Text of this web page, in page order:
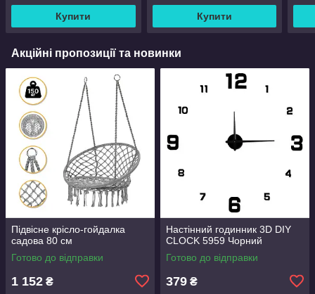
Купити Купити
Акційні пропозиції та новинки
Підвісне крісло-гойдалка
садова 80 см
Готово до відправки
1 152 ₴
Настінний годинник 3D DIY
CLOCK 5959 Чорний
Готово до відправки
379 ₴